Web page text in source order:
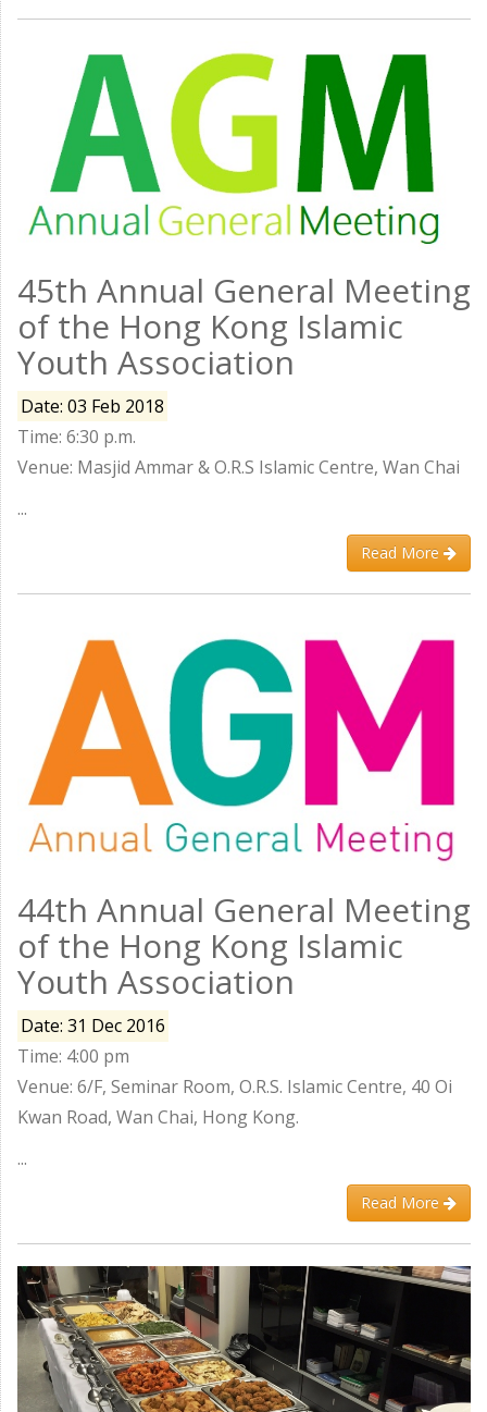
45th Annual General Meeting
of the Hong Kong Islamic
Youth Association
Date: 03 Feb 2018
Time: 6:30 p.m.
Venue: Masjid Ammar & O.R.S Islamic Centre, Wan Chai
...
Read More
44th Annual General Meeting
of the Hong Kong Islamic
Youth Association
Date: 31 Dec 2016
Time: 4:00 pm
Venue: 6/F, Seminar Room, O.R.S. Islamic Centre, 40 Oi
Kwan Road, Wan Chai, Hong Kong.
...
Read More